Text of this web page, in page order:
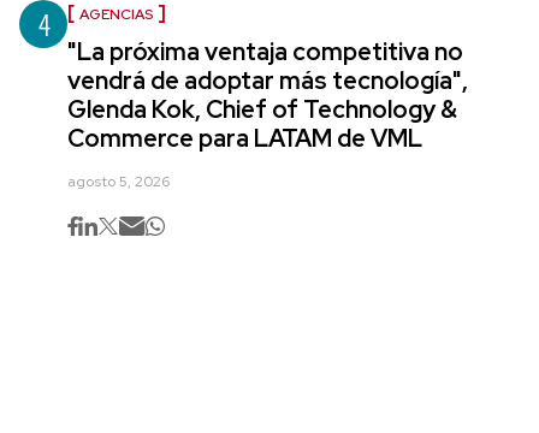
4 AGENCIAS
"La próxima ventaja competitiva no
vendrá de adoptar más tecnología",
Glenda Kok, Chief of Technology &
Commerce para LATAM de VML
agosto 5, 2026